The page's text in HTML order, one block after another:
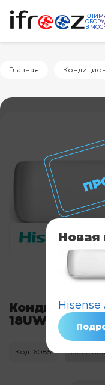
В
Главная
Кондиционер
Код: 6085 Нет в
Новая
Hisense